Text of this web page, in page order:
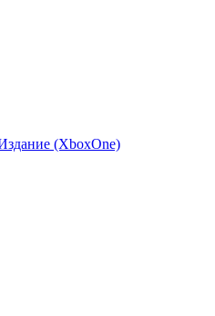
(XboxOne)